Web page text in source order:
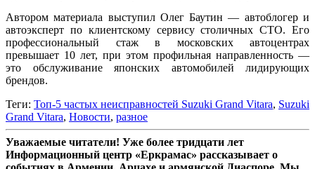
Автором материала выступил Олег Баутин — автоблогер и
автоэксперт по клиентскому сервису столичных СТО. Его
профессиональный стаж в московских автоцентрах
превышает 10 лет, при этом профильная направленность —
это обслуживание японских автомобилей лидирующих
брендов.
Теги: Топ-5 частых неисправностей Suzuki Grand Vitara, Suzuki
Grand Vitara, Новости, разное
Уважаемые читатели! Уже более тридцати лет
Информационный центр «Еркрамас» рассказывает о